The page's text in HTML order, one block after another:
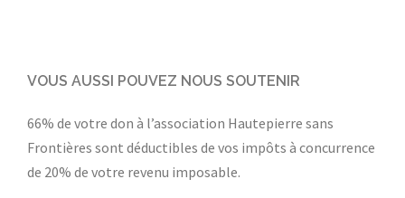
VOUS AUSSI POUVEZ NOUS SOUTENIR
66% de votre don à l’association Hautepierre sans
Frontières sont déductibles de vos impôts à concurrence
de 20% de votre revenu imposable.